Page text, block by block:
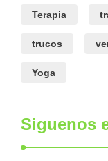
Terapia
trucos
Yoga
Siguenos